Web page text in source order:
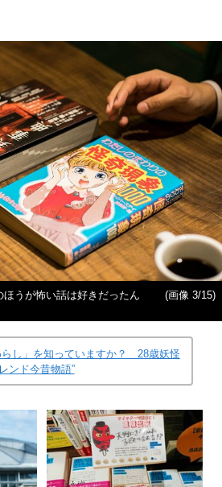
うが怖い話は好きだったん
(画像 3/15)
らし」を知っていますか？ 28歳妖怪
ンド今昔物語”